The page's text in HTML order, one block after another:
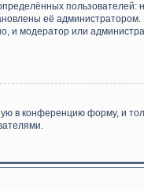
пользователей:
её
модератор или
в конференцию форму, и